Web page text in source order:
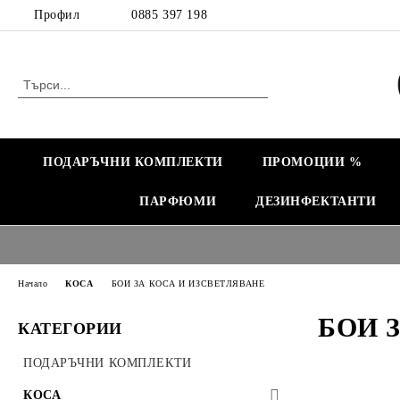
Профил 0885 397 198
ПОДАРЪЧНИ КОМПЛЕКТИ ПРОМОЦИИ %
ПАРФЮМИ ДЕЗИНФЕКТАНТИ
КАТЕГОРИИ
ПОДАРЪЧНИ КОМПЛЕКТИ
КОСА
Начало КОСА БОИ ЗА КОСА И ИЗСВЕТЛЯВАНЕ
БОИ